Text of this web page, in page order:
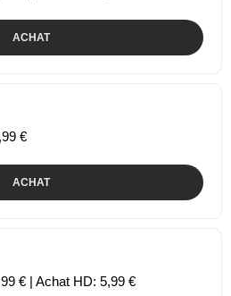
ACHAT
€
ACHAT
€ | Achat HD: 5,99 €